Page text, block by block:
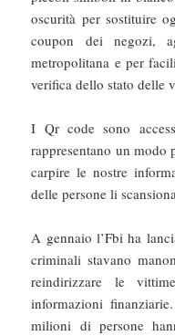
oscurità per sostituire
coupon dei negozi,
metropolitana e per
verifica dello stato delle
I Qr code sono
rappresentano un
carpire le nostre
delle persone li
A gennaio l’Fbi ha
criminali stavano
reindirizzare le
informazioni
milioni di persone